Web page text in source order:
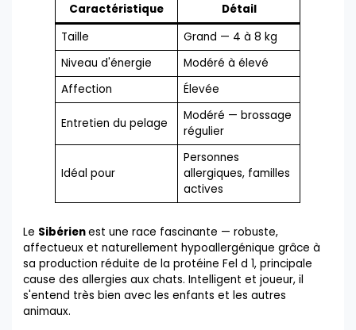
Caractéristique
Détail
Taille
Grand — 4 à 8 kg
Niveau d'énergie
Modéré à élevé
Affection
Élevée
Entretien du pelage
Modéré — brossage
régulier
Idéal pour
Personnes
allergiques, familles
actives
Le Sibérienest une race fascinante — robuste,
affectueux et naturellement hypoallergénique grâce à
sa production réduite de la protéine Fel d 1, principale
cause des allergies aux chats. Intelligent et joueur, il
s'entend très bien avec les enfants et les autres
animaux.